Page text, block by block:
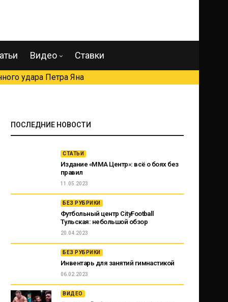
Видео Ставки
удара Петра Яна
ПОСЛЕДНИЕ НОВОСТИ
СТАТЬИ
Издание «ММА Центр»: всё о боях без
правил
11.05.2023
БЕЗ РУБРИКИ
Футбольный центр CityFootball
Тульская: небольшой обзор
20.04.2023
БЕЗ РУБРИКИ
Инвентарь для занятий гимнастикой
06.02.2023
ВИДЕО